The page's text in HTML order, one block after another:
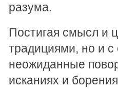
разума.
Постигая смысл и
традициями, но и
неожиданные
исканиях и